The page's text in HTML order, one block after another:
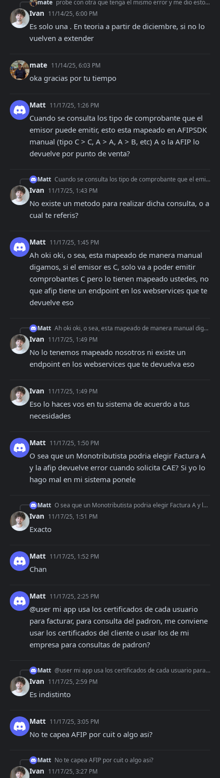
mate probe con otra que tenga el mismo error y me dio esto: stdClass Object ( [Concepto] => 2 [DocTipo] => 80 [DocNro] => 20410258898 [CbteDesde] =>
Ivan 11/14/25, 6:00 PM
Es solo una . En teoria a partir de diciembre, si no lo
vuelven a extender
mate 11/14/25, 6:03 PM
oka gracias por tu tiempo
Matt 11/17/25, 1:26 PM
Cuando se consulta los tipo de comprobante que el
emisor puede emitir, esto esta mapeado en AFIPSDK
manual (tipo C > C, A > A, A > B, etc) A o la AFIP lo
devuelve por punto de venta?
Matt Cuando se consulta los tipo de comprobante que el emisor puede emitir, esto esta mapeado en AFIPSDK manual (tipo C > C, A > A, A > B, etc) A o la AFIP lo devuel
Ivan 11/17/25, 1:43 PM
No existe un metodo para realizar dicha consulta, o a
cual te referis?
Matt 11/17/25, 1:45 PM
Ah oki oki, o sea, esta mapeado de manera manual
digamos, si el emisor es C, solo va a poder emitir
comprobantes C pero lo tienen mapeado ustedes, no
que afip tiene un endpoint en los webservices que te
devuelve eso
Matt Ah oki oki, o sea, esta mapeado de manera manual digamos, si el emisor es C, solo va a poder emitir comprobantes C pero lo tienen mapeado ustedes, no que afip t
Ivan 11/17/25, 1:49 PM
No lo tenemos mapeado nosotros ni existe un
endpoint en los webservices que te devuelva eso
Ivan 11/17/25, 1:49 PM
Eso lo haces vos en tu sistema de acuerdo a tus
necesidades
Matt 11/17/25, 1:50 PM
O sea que un Monotributista podria elegir Factura A
y la afip devuelve error cuando solicita CAE? Si yo lo
hago mal en mi sistema ponele
Matt O sea que un Monotributista podria elegir Factura A y la afip devuelve error cuando solicita CAE? Si yo lo hago mal en mi sistema ponele
Ivan 11/17/25, 1:51 PM
Exacto
Matt 11/17/25, 1:52 PM
Chan
Matt 11/17/25, 2:25 PM
@user mi app usa los certificados de cada usuario
para facturar, para consulta del padron, me conviene
usar los certificados del cliente o usar los de mi
empresa para consultas de padron?
Matt @user mi app usa los certificados de cada usuario para facturar, para consulta del padron, me conviene usar los certificados del cliente o usar los de mi empres
Ivan 11/17/25, 2:59 PM
Es indistinto
Matt 11/17/25, 3:05 PM
No te capea AFIP por cuit o algo asi?
Matt No te capea AFIP por cuit o algo asi?
Ivan 11/17/25, 3:27 PM